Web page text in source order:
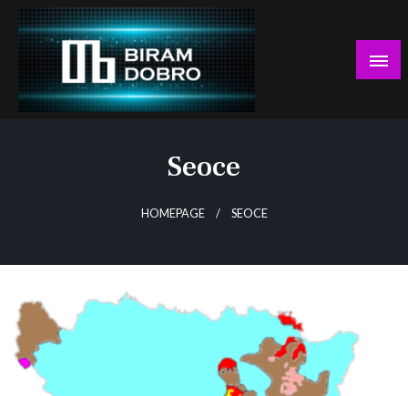
Skip
content
Seoce
HOMEPAGE SEOCE